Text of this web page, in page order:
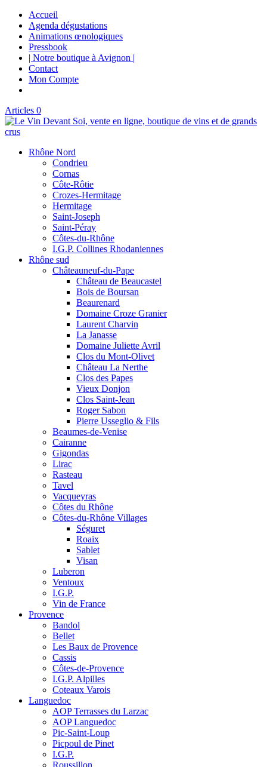
Accueil
Agenda dégustations
Animations œnologiques
Pressbook
| Notre boutique à Avignon |
Contact
Mon Compte
Articles 0
Rhône Nord
Condrieu
Cornas
Côte-Rôtie
Crozes-Hermitage
Hermitage
Saint-Joseph
Saint-Péray
Côtes-du-Rhône
I.G.P. Collines Rhodaniennes
Rhône sud
Châteauneuf-du-Pape
Château de Beaucastel
Bois de Boursan
Beaurenard
Domaine Croze Granier
Laurent Charvin
La Janasse
Domaine Juliette Avril
Clos du Mont-Olivet
Château La Nerthe
Clos des Papes
Vieux Donjon
Clos Saint-Jean
Roger Sabon
Pierre Usseglio & Fils
Beaumes-de-Venise
Cairanne
Gigondas
Lirac
Rasteau
Tavel
Vacqueyras
Côtes du Rhône
Côtes-du-Rhône Villages
Séguret
Roaix
Sablet
Visan
Luberon
Ventoux
I.G.P.
Vin de France
Provence
Bandol
Bellet
Les Baux de Provence
Cassis
Côtes-de-Provence
I.G.P. Alpilles
Coteaux Varois
Languedoc
AOP Terrasses du Larzac
AOP Languedoc
Pic-Saint-Loup
Picpoul de Pinet
I.G.P.
Roussillon